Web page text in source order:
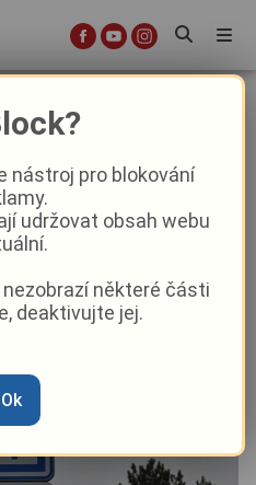
na Jižním
o další ulice
|11:06
nástroj pro blokování
udržovat obsah webu
některé části
deaktivujte jej.
Ok